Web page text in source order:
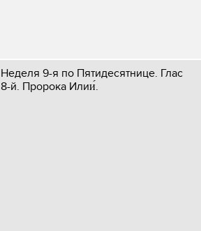
Неделя 9-я по Пятидесятнице. Глас
8-й. Пророка Илии́.